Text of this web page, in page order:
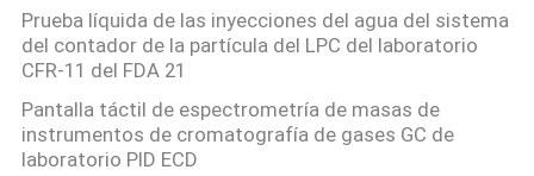
PIDA
UNA
CITA
Prueba líquida de las inyecciones del agua del sistema
del contador de la partícula del LPC del laboratorio
CFR-11 del FDA 21
Pantalla táctil de espectrometría de masas de
instrumentos de cromatografía de gases GC de
laboratorio PID ECD